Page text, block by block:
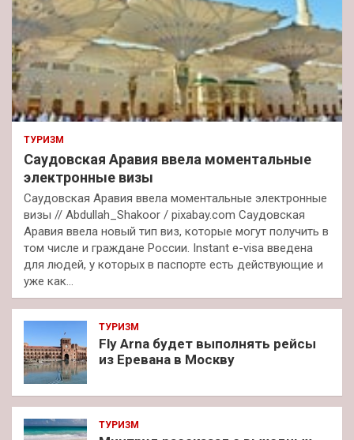
ТУРИЗМ
Саудовская Аравия ввела моментальные
электронные визы
Саудовская Аравия ввела моментальные электронные
визы // Abdullah_Shakoor / pixabay.com Саудовская
Аравия ввела новый тип виз, которые могут получить в
том числе и граждане России. Instant e-visa введена
для людей, у которых в паспорте есть действующие и
уже как…
ТУРИЗМ
Fly Arna будет выполнять рейсы
из Еревана в Москву
ТУРИЗМ